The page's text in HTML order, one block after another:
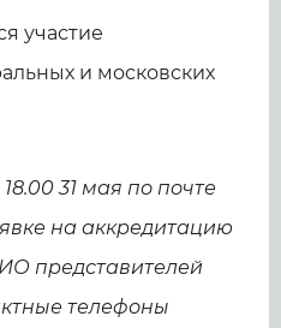
участие
и московских
31 мая по почте
на аккредитацию
представителей
телефоны